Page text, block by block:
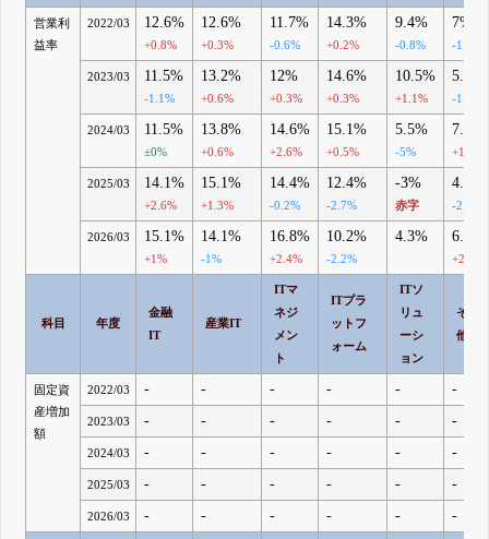
営業利
益率
2022/03 12.6%
+0.8%
12.6%
+0.3%
11.7%
-0.6%
14.3%
+0.2%
9.4%
-0.8%
7%
-1.5%
2023/03 11.5%
-1.1%
13.2%
+0.6%
12%
+0.3%
14.6%
+0.3%
10.5%
+1.1%
5.2%
-1.8%
2024/03 11.5%
±0%
13.8%
+0.6%
14.6%
+2.6%
15.1%
+0.5%
5.5%
-5%
7.1%
+1.9%
2025/03 14.1%
+2.6%
15.1%
+1.3%
14.4%
-0.2%
12.4%
-2.7%
-3%
赤字
4.4%
-2.7%
2026/03 15.1%
+1%
14.1%
-1%
16.8%
+2.4%
10.2%
-2.2%
4.3% 6.6%
+2.2%
科目 年度
金融
IT
産業IT
ITマ
ネジ
メン
ト
ITプラ
ットフ
ォーム
ITソ
リュ
ーシ
ョン
その
他
固定資
産増加
額
2022/03 - - - - - -
2023/03 - - - - - -
2024/03 - - - - - -
2025/03 - - - - - -
2026/03 - - - - - -